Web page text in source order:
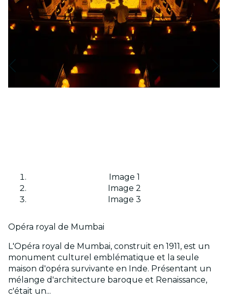
Image 1
Image 2
Image 3
Opéra royal de Mumbai
L'Opéra royal de Mumbai, construit en 1911, est un
monument culturel emblématique et la seule
maison d'opéra survivante en Inde. Présentant un
mélange d'architecture baroque et Renaissance,
c'était un...